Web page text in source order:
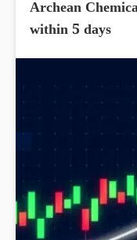
Archean
within 5 days